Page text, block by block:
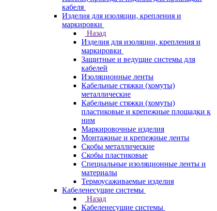
кабеля
Изделия для изоляции, крепления и
маркировки
Назад
Изделия для изоляции, крепления и
маркировки
Защитные и ведущие системы для
кабелей
Изоляционные ленты
Кабельные стяжки (хомуты)
металлические
Кабельные стяжки (хомуты)
пластиковые и крепежные площадки к
ним
Маркировочные изделия
Монтажные и крепежные ленты
Скобы металлические
Скобы пластиковые
Специальные изоляционные ленты и
материалы
Термоусаживаемые изделия
Кабеленесущие системы
Назад
Кабеленесущие системы